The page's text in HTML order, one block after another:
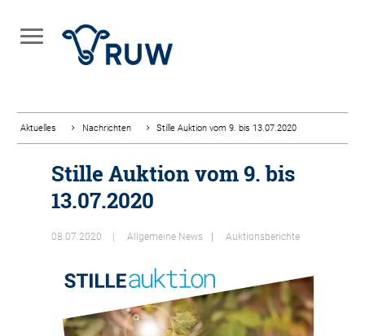
Aktuelles Nachrichten Stille Auktion vom 9. bis 13.07.2020
Stille Auktion vom 9. bis
13.07.2020
08.07.2020 Allgemeine News Auktionsberichte